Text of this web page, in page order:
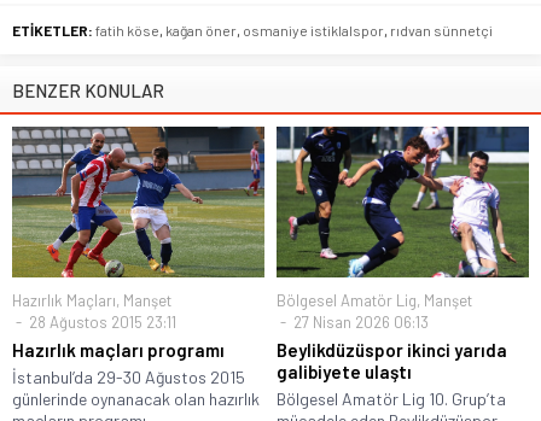
ETİKETLER: fatih köse kağan öner osmaniye istiklalspor rıdvan sünnetçi
BENZER KONULAR
Hazırlık Maçları, Manşet
28 Ağustos 2015 23:11
Hazırlık maçları programı
İstanbul’da 29-30 Ağustos 2015
günlerinde oynanacak olan hazırlık
Bölgesel Amatör Lig, Manşet
27 Nisan 2026 06:13
Beylikdüzüspor ikinci yarıda
galibiyete ulaştı
Bölgesel Amatör Lig 10. Grup’ta